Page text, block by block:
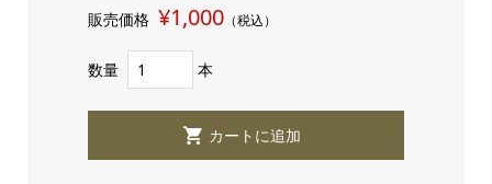
販売価格 ¥1,000（税込）
数量 本